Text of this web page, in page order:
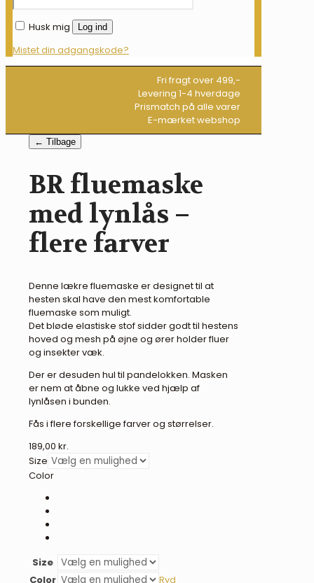
Husk mig Log ind
Mistet din adgangskode?
Fri fragt over 499,-
Levering 1-4 hverdage
Prismatch på alle varer
E-mærket webshop
← Tilbage
BR fluemaske
med lynlås –
flere farver
Denne lækre fluemaske er designet til at
hesten skal have den mest komfortable
fluemaske som muligt.
Det bløde elastiske stof sidder godt til hestens
hoved og mesh på øjne og ører holder fluer
og insekter væk.
Der er desuden hul til pandelokken. Masken
er nem at åbne og lukke ved hjælp af
lynlåsen i bunden.
Fås i flere forskellige farver og størrelser.
189,00 kr.
Size
Color
Size
Color
Ryd